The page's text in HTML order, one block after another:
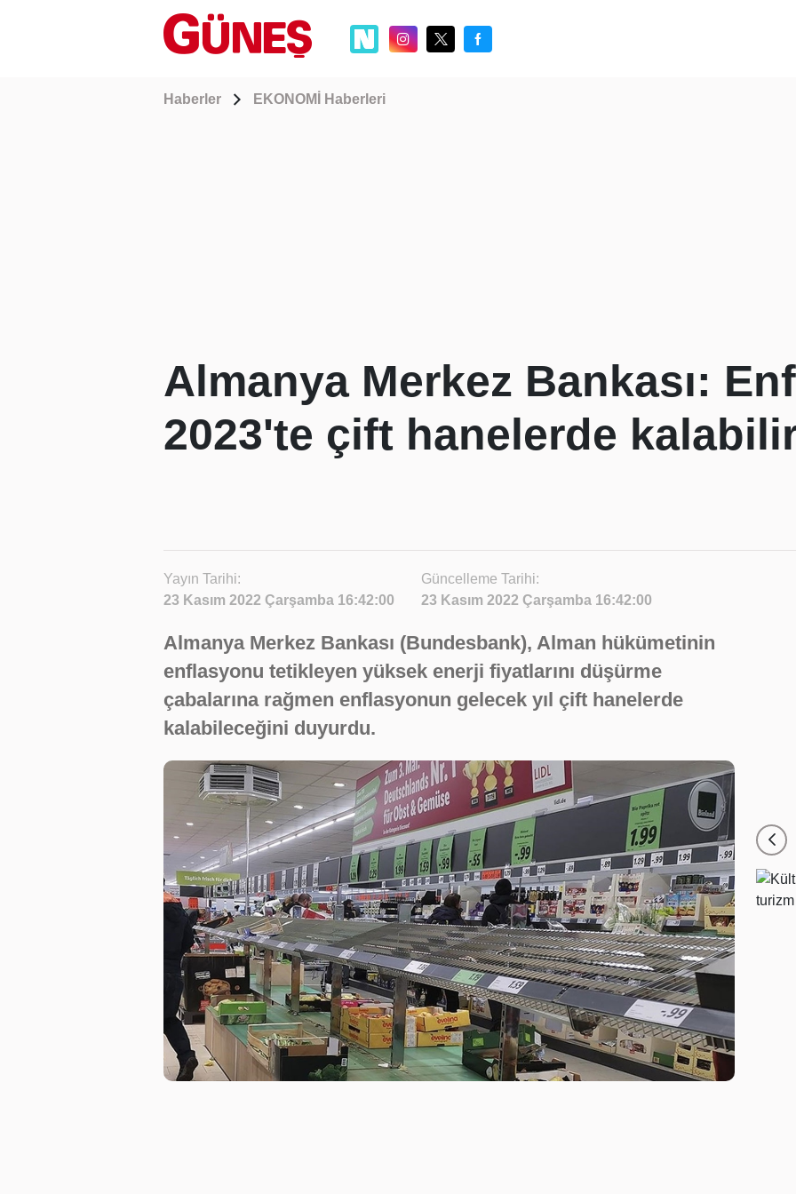
Haberler EKONOMİ Haberleri
Almanya Merkez Bankası:
2023'te çift hanelerde
Yayın Tarihi:
23 Kasım 2022 Çarşamba 16:42:00
Güncelleme Tarihi:
23 Kasım 2022 Çarşamba 16:42:00
Almanya Merkez Bankası (Bundesbank), Alman hükümetinin
enflasyonu tetikleyen yüksek enerji fiyatlarını düşürme
çabalarına rağmen enflasyonun gelecek yıl çift hanelerde
kalabileceğini duyurdu.